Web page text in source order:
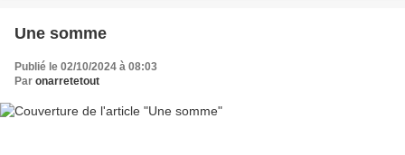
Une somme
Publié le 02/10/2024 à 08:03
Par onarretetout